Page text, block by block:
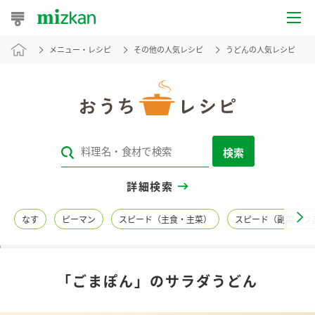
おうちレシピ
レシピカテゴリ一覧
レシピ名特集
商品情報
メニュー・レシピ その他の人気レシピ うどんの人気レシピ
検索
詳細検索
なす ピーマン スピード（主食・主菜） スピード（副菜・つ
「ごまぽん」のサラダうどん